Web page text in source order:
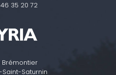
35 20 72
Brémontier
Saint-Saturnin